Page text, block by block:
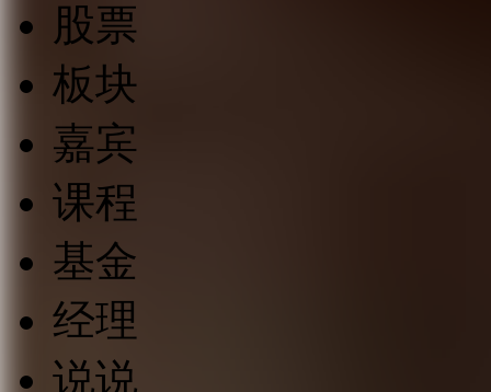
股票
板块
嘉宾
课程
基金
经理
说说